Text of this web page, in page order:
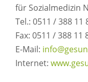
für Sozialmedizin
Tel.: 0511 / 388 11
Fax: 0511 / 388 11
E-Mail:
Internet: